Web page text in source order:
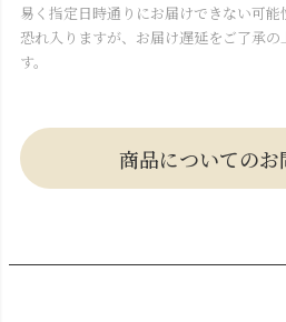
易く指定日時通りにお届けできない可能
恐れ入りますが、お届け遅延をご了承
す。
商品についての